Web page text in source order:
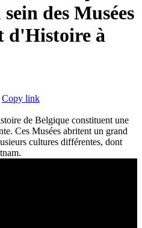
des Musées
d'Histoire à
Copy link
de Belgique constituent une
Ces Musées abritent un grand
cultures différentes, dont